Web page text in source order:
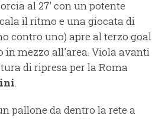
al 27' con un potente
il ritmo e una giocata di
contro uno) apre al terzo goal
in mezzo all'area. Viola avanti
di ripresa per la Roma
.
pallone da dentro la rete a